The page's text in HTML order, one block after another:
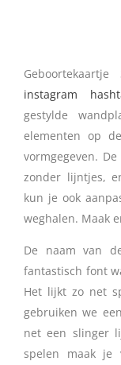
instagram
gestylde
elementen op
vormgegeven.
zonder lijntjes,
kun je ook
weghalen. Maak
De naam van
fantastisch font
Het lijkt zo net
gebruiken we
net een slinger
spelen maak je